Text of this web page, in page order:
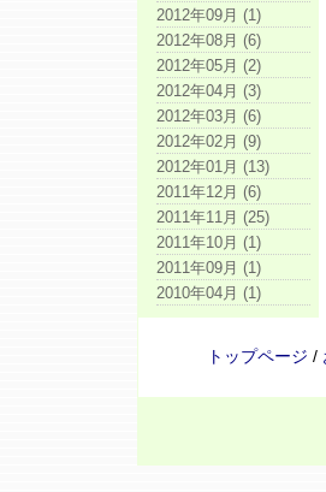
2012年09月 (1)
2012年08月 (6)
2012年05月 (2)
2012年04月 (3)
2012年03月 (6)
2012年02月 (9)
2012年01月 (13)
2011年12月 (6)
2011年11月 (25)
2011年10月 (1)
2011年09月 (1)
2010年04月 (1)
トップページ /